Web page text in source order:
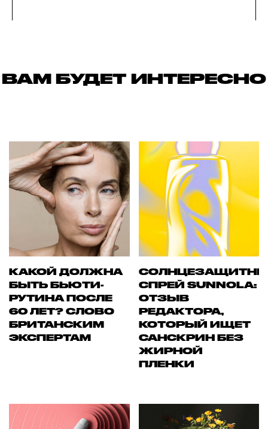
ВАМ БУДЕТ ИНТЕРЕСНО
КАКОЙ ДОЛЖНА
БЫТЬ БЬЮТИ-
РУТИНА ПОСЛЕ
60 ЛЕТ? СЛОВО
БРИТАНСКИМ
ЭКСПЕРТАМ
СПРЕЙ SUNNOLA:
ОТЗЫВ
РЕДАКТОРА,
КОТОРЫЙ ИЩЕТ
САНСКРИН БЕЗ
ЖИРНОЙ
ПЛЕНКИ